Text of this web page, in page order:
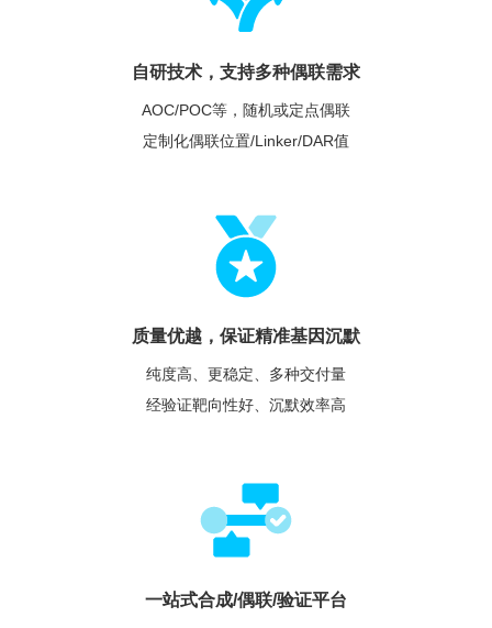
自研技术，支持多种偶联需求
AOC/POC等，随机或定点偶联
定制化偶联位置/Linker/DAR值
质量优越，保证精准基因沉默
纯度高、更稳定、多种交付量
经验证靶向性好、沉默效率高
一站式合成/偶联/验证平台